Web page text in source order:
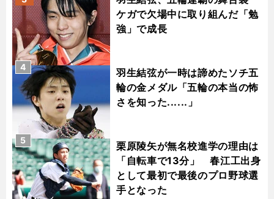
ケガで欠場中に取り組んだ「勉
強」で成長
羽生結弦が一時は諦めたソチ五
輪の金メダル「五輪の本当の怖
さを知った......」
4
栗原陵矢が無名校進学の理由は
「自転車で13分」 春江工出身
として最初で最後のプロ野球選
手となった
5